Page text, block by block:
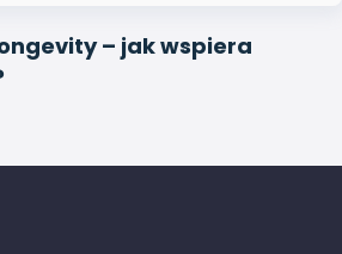
– jak wspiera